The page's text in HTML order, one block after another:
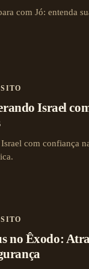
com Jó: entenda
Israel
com confiança
no Êxodo: